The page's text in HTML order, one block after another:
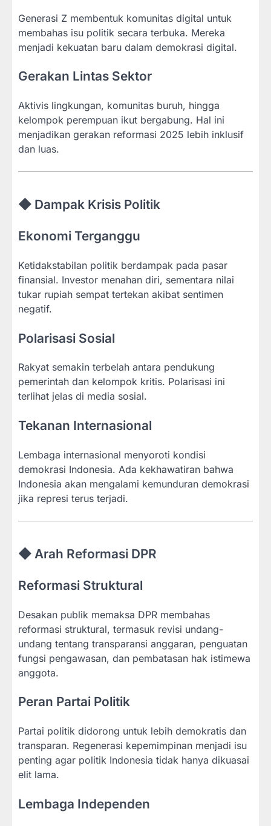
Generasi Z membentuk komunitas digital untuk
membahas isu politik secara terbuka. Mereka
menjadi kekuatan baru dalam demokrasi digital.
Gerakan Lintas Sektor
Aktivis lingkungan, komunitas buruh, hingga
kelompok perempuan ikut bergabung. Hal ini
menjadikan gerakan reformasi 2025 lebih inklusif
dan luas.
◆ Dampak Krisis Politik
Ekonomi Terganggu
Ketidakstabilan politik berdampak pada pasar
finansial. Investor menahan diri, sementara nilai
tukar rupiah sempat tertekan akibat sentimen
negatif.
Polarisasi Sosial
Rakyat semakin terbelah antara pendukung
pemerintah dan kelompok kritis. Polarisasi ini
terlihat jelas di media sosial.
Tekanan Internasional
Lembaga internasional menyoroti kondisi
demokrasi Indonesia. Ada kekhawatiran bahwa
Indonesia akan mengalami kemunduran demokrasi
jika represi terus terjadi.
◆ Arah Reformasi DPR
Reformasi Struktural
Desakan publik memaksa DPR membahas
reformasi struktural, termasuk revisi undang-
undang tentang transparansi anggaran, penguatan
fungsi pengawasan, dan pembatasan hak istimewa
anggota.
Peran Partai Politik
Partai politik didorong untuk lebih demokratis dan
transparan. Regenerasi kepemimpinan menjadi isu
penting agar politik Indonesia tidak hanya dikuasai
elit lama.
Lembaga Independen